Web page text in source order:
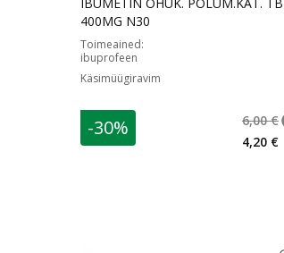
400MG N30
Toimeained:
ibuprofeen
Käsimüügiravim
-30% 6,00 €
4,20 €